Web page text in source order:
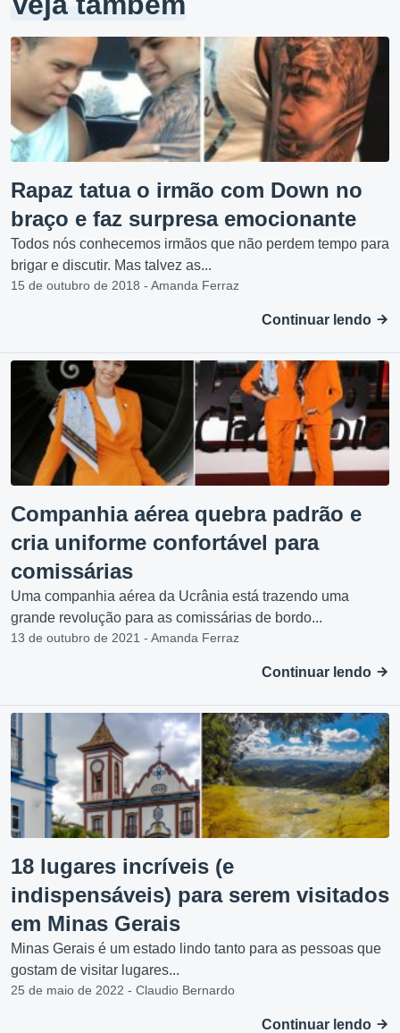
Rapaz tatua o irmão com Down no
braço e faz surpresa emocionante
Todos nós conhecemos irmãos que não perdem tempo para
brigar e discutir. Mas talvez as...
15 de outubro de 2018 - Amanda Ferraz
Continuar lendo
Companhia aérea quebra padrão e
cria uniforme confortável para
comissárias
Uma companhia aérea da Ucrânia está trazendo uma
grande revolução para as comissárias de bordo...
13 de outubro de 2021 - Amanda Ferraz
Continuar lendo
18 lugares incríveis (e
indispensáveis) para serem visitados
em Minas Gerais
Minas Gerais é um estado lindo tanto para as pessoas que
gostam de visitar lugares...
25 de maio de 2022 - Claudio Bernardo
Continuar lendo